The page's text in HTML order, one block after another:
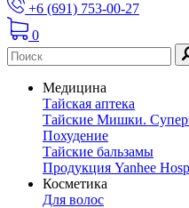
+6 (691) 753-00-27
0
Медицина
Тайская аптека
Тайские Мишки.
Похудение
Тайские бальзамы
Продукция Yanhee
Косметика
Для волос